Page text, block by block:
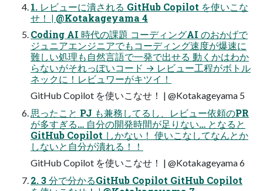
1. レビューに潰される GitHub Copilot を使いこな
せ！ | @Kotakageyama 4
Coding AI 時代の課題 コーディングAI のおかげで
ジュニアエンジニアでもコーディング速度が爆速に
難しい処理も自然言語で一発で出せる 動くかはわか
らないがそれっぽいコード → レビュー工程がボトル
ネックに！レビュワーがキツイ！
GitHub Copilot を使いこなせ！ | @Kotakageyama 5
思ったこと PJ も兼務してるし、レビュー依頼のPR
が多すぎる… 自分の開発時間が足りない… となると
GitHub Copilot しかない！ 使いこなしてなんとか
しないと自分が潰れる！！
GitHub Copilot を使いこなせ！ | @Kotakageyama 6
2. 3 分で分かるGitHub Copilot GitHub Copilot